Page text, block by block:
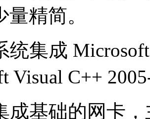
精简。
成 Microsoft
Visual C++
基础的网卡，